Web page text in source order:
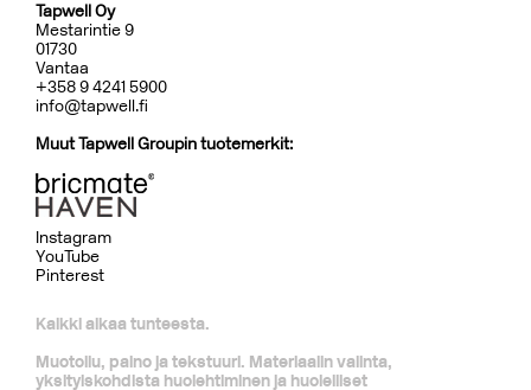
Tapwell Oy
Mestarintie 9
01730
Vantaa
+358 9 4241 5900
info@tapwell.fi
Muut Tapwell Groupin tuotemerkit:
Kaikki alkaa tunteesta.
Muotoilu, paino ja tekstuuri. Materiaalin valinta,
yksityiskohdista huolehtiminen ja huolelliset
Instagram
YouTube
Pinterest